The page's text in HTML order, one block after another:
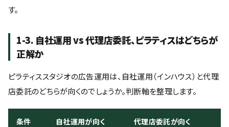
す。
1-3. 自社運用 vs 代理店委託、ピラティスはどちらが
正解か
ピラティススタジオの広告運用は、自社運用（インハウス）と代理
店委託のどちらが向くのでしょうか。判断軸を整理します。
条件 自社運用が向く 代理店委託が向く